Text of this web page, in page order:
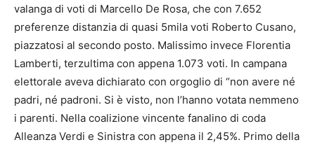
valanga di voti di Marcello De Rosa, che con 7.652
preferenze distanzia di quasi 5mila voti Roberto Cusano,
piazzatosi al secondo posto. Malissimo invece Florentia
Lamberti, terzultima con appena 1.073 voti. In campana
elettorale aveva dichiarato con orgoglio di “non avere né
padri, né padroni. Si è visto, non l’hanno votata nemmeno
i parenti. Nella coalizione vincente fanalino di coda
Alleanza Verdi e Sinistra con appena il 2,45%. Primo della